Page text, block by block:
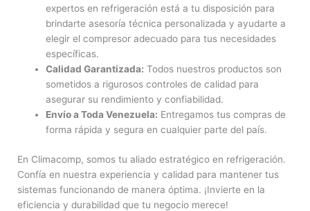
expertos en refrigeración está a tu disposición para
brindarte asesoría técnica personalizada y ayudarte a
elegir el compresor adecuado para tus necesidades
específicas.
Calidad Garantizada: Todos nuestros productos son
sometidos a rigurosos controles de calidad para
asegurar su rendimiento y confiabilidad.
Envío a Toda Venezuela: Entregamos tus compras de
forma rápida y segura en cualquier parte del país.
En Climacomp, somos tu aliado estratégico en refrigeración.
Confía en nuestra experiencia y calidad para mantener tus
sistemas funcionando de manera óptima. ¡Invierte en la
eficiencia y durabilidad que tu negocio merece!